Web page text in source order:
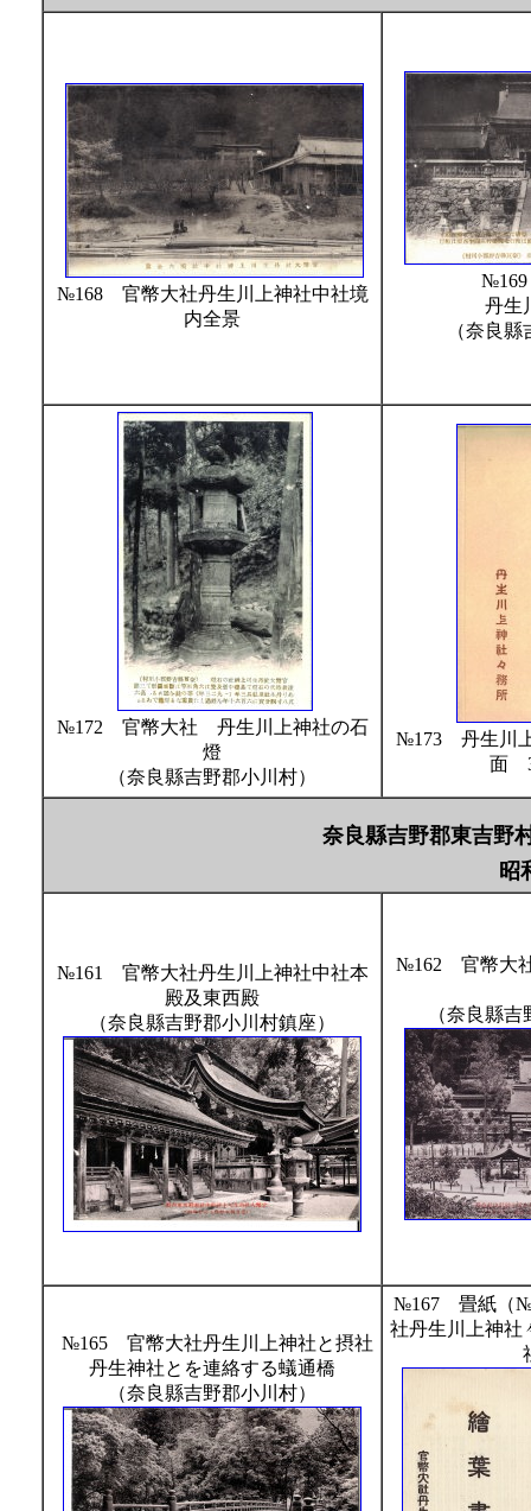
№168 官幣大社丹生川上神社中社境
内全景
丹生
（奈良
№172 官幣大社 丹生川上神社の石
燈
（奈良縣吉野郡小川村）
№173 丹生川
面
奈良縣吉野郡東吉野
昭
№161 官幣大社丹生川上神社中社本
殿及東西殿
（奈良縣吉野郡小川村鎮座）
№162 官幣大
（奈良縣
№165 官幣大社丹生川上神社と摂社
丹生神社とを連絡する蟻通橋
（奈良縣吉野郡小川村）
№167 畳紙（№
社丹生川上神社